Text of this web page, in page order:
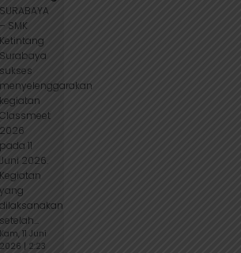
SURABAYA
– SMK
Ketintang
Surabaya
sukses
menyelenggarakan
kegiatan
Classmeet
2026
pada 11
Juni 2026.
Kegiatan
yang
dilaksanakan
setelah...
Kam, 11 Juni
2026 | 2:23